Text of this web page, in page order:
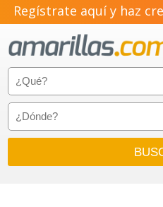
Regístrate aquí y haz